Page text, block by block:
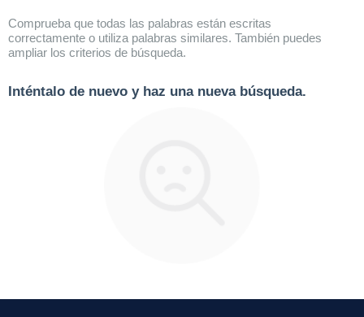
Comprueba que todas las palabras están escritas
correctamente o utiliza palabras similares. También puedes
ampliar los criterios de búsqueda.
Inténtalo de nuevo y haz una nueva búsqueda.